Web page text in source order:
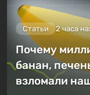
Статьи 2 часа
Почему
банан,
взломали